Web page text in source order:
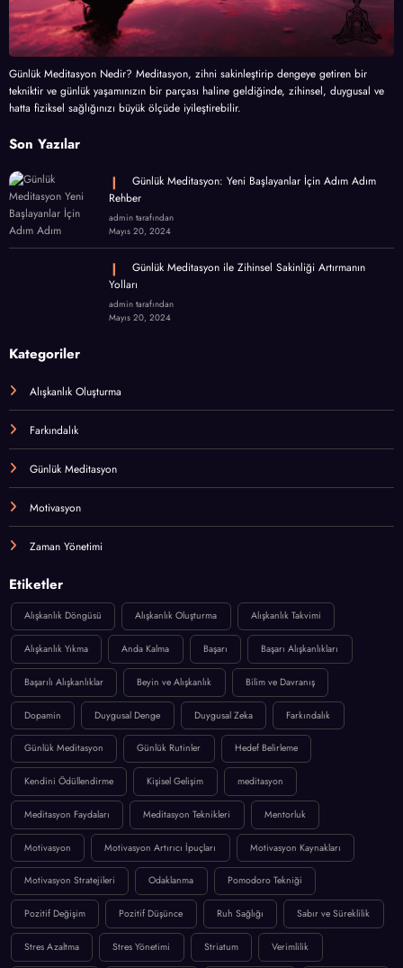
Günlük Meditasyon Nedir? Meditasyon, zihni sakinleştirip dengeye getiren bir
tekniktir ve günlük yaşamınızın bir parçası haline geldiğinde, zihinsel, duygusal ve
hatta fiziksel sağlığınızı büyük ölçüde iyileştirebilir.
Son Yazılar
Günlük Meditasyon: Yeni Başlayanlar İçin Adım Adım
Rehber
admin tarafından
Mayıs 20, 2024
Günlük Meditasyon ile Zihinsel Sakinliği Artırmanın
Yolları
admin tarafından
Mayıs 20, 2024
Kategoriler
Alışkanlık Oluşturma
Farkındalık
Günlük Meditasyon
Motivasyon
Zaman Yönetimi
Etiketler
Alışkanlık Döngüsü Alışkanlık Oluşturma Alışkanlık Takvimi
Alışkanlık Yıkma Anda Kalma Başarı Başarı Alışkanlıkları
Başarılı Alışkanlıklar Beyin ve Alışkanlık Bilim ve Davranış
Dopamin Duygusal Denge Duygusal Zeka Farkındalık
Günlük Meditasyon Günlük Rutinler Hedef Belirleme
Kendini Ödüllendirme Kişisel Gelişim meditasyon
Meditasyon Faydaları Meditasyon Teknikleri Mentorluk
Motivasyon Motivasyon Artırıcı İpuçları Motivasyon Kaynakları
Motivasyon Stratejileri Odaklanma Pomodoro Tekniği
Pozitif Değişim Pozitif Düşünce Ruh Sağlığı Sabır ve Süreklilik
Stres Azaltma Stres Yönetimi Striatum Verimlilik